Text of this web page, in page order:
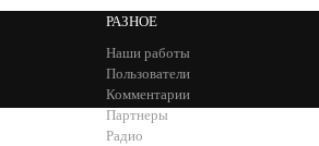
РАЗНОЕ
Наши работы
Пользователи
Комментарии
Партнеры
Радио